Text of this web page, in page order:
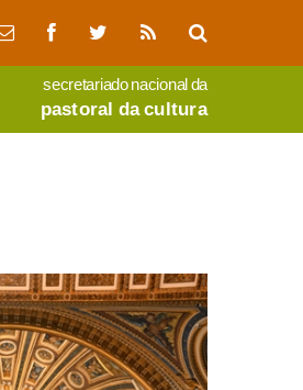
secretariado nacional da
pastoral da cultura